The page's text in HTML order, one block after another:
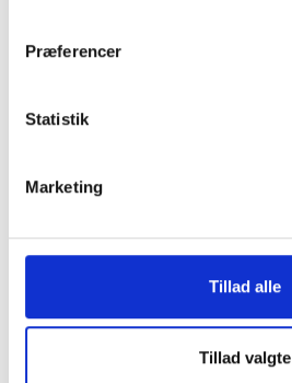
Præferencer
Statistik
Marketing
Tillad alle
Tillad valgte